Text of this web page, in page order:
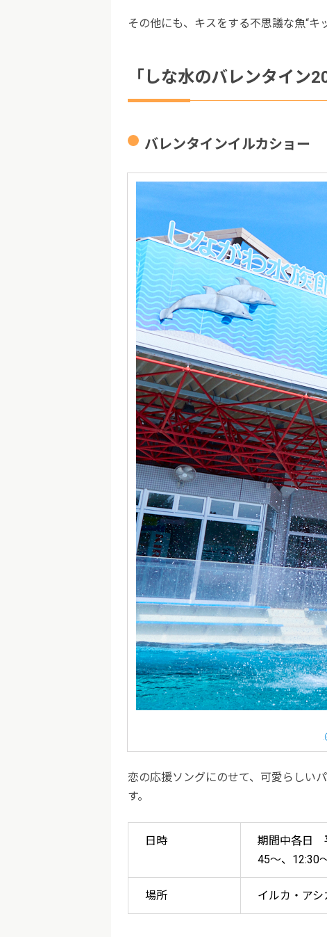
その他にも、キスをする不思議な魚“キ
「しな水のバレンタイン
バレンタインイルカショー
恋の応援ソングにのせて、可愛らしい
す。
日時
期間中各日
45～、12:30
場所 イルカ・ア